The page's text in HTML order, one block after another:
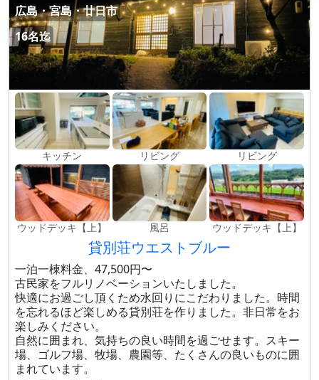
広島・宮島・廿日市
16名迄
キッチン リビング リビング
ウッドデッキ【上】 風呂 ウッドデッキ【上】
貸別荘ウエストブルー
一泊一棟料金、47,500円〜
古民家をフルリノベーションいたしました。
快適にお過ごし頂くため水回りにこだわりました。時間
を忘れるほど楽しめる貸別荘を作りました。非日常をお
楽しみください。
自然に囲まれ、気持ちの良い時間を過ごせます。スキー
場、ゴルフ場、牧場、農園等、たくさんの良いものに囲
まれています。